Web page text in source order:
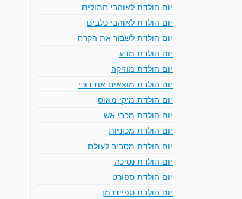
יום הולדת לאוהבי חתולים
יום הולדת לאוהבי כלבים
יום הולדת לשבור את הקרח
יום הולדת מדע
יום הולדת מוזיקה
יום הולדת מוצאים את דורי
יום הולדת מיקי מאוס
יום הולדת מכבי אש
יום הולדת מכוניות
יום הולדת מסביב לעולם
יום הולדת נסיכה
יום הולדת ספורט
יום הולדת ספיידרמן